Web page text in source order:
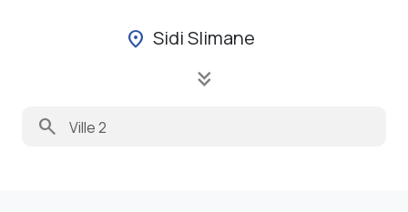
location_on Sidi Slimane
keyboard_double_arrow_down
search